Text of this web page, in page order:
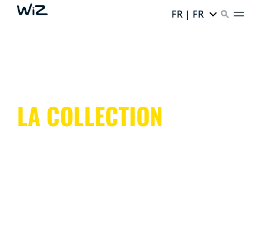
FR | FR
LA COLLECTION